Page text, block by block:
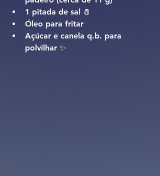
1 pitada de sal 🧂
Óleo para fritar
Açúcar e canela q.b. para
polvilhar ✨